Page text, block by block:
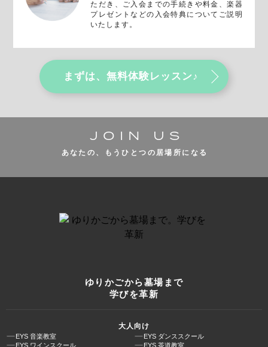
ただき、ご入会までの手続きや料金、楽器
プレゼントなどの入会特典についてご説明
いたします。
まずは、無料体験レッスン♪